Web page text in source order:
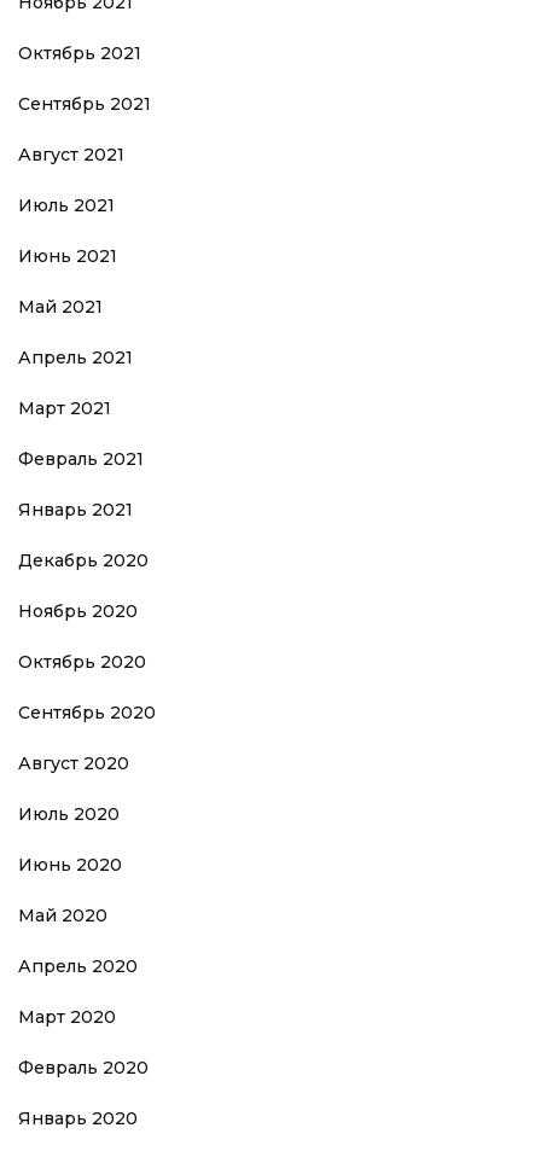
Октябрь 2021
Сентябрь 2021
Август 2021
Июль 2021
Июнь 2021
Май 2021
Апрель 2021
Март 2021
Февраль 2021
Январь 2021
Декабрь 2020
Ноябрь 2020
Октябрь 2020
Сентябрь 2020
Август 2020
Июль 2020
Июнь 2020
Май 2020
Апрель 2020
Март 2020
Февраль 2020
Январь 2020